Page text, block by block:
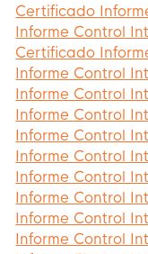
Certificado
Informe Control
Certificado
Informe Control
Informe Control
Informe Control
Informe Control
Informe Control
Informe Control
Informe Control
Informe Control
Informe Control